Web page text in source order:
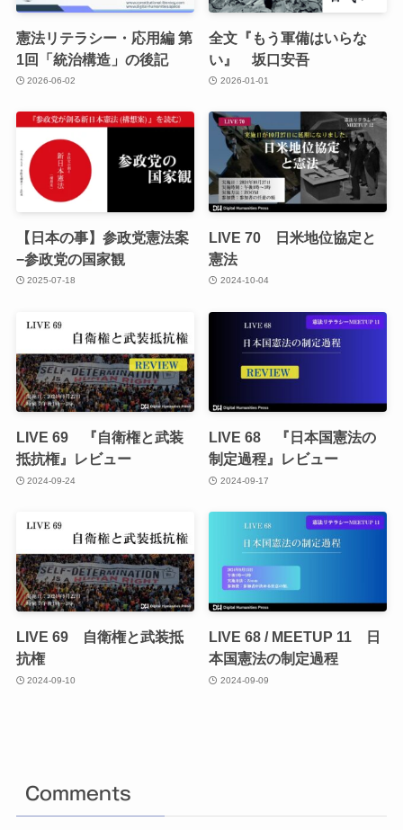
憲法リテラシー・応用編 第
1回「統治構造」の後記
2026-06-02
全文『もう軍備はいらな
い』 坂口安吾
2026-01-01
【日本の事】参政党憲法案
−参政党の国家観
2025-07-18
LIVE 70 日米地位協定と
憲法
2024-10-04
LIVE 69 『自衛権と武装
抵抗権』レビュー
2024-09-24
LIVE 68 『日本国憲法の
制定過程』レビュー
2024-09-17
LIVE 69 自衛権と武装抵
抗権
2024-09-10
LIVE 68 / MEETUP 11 日
本国憲法の制定過程
2024-09-09
Comments